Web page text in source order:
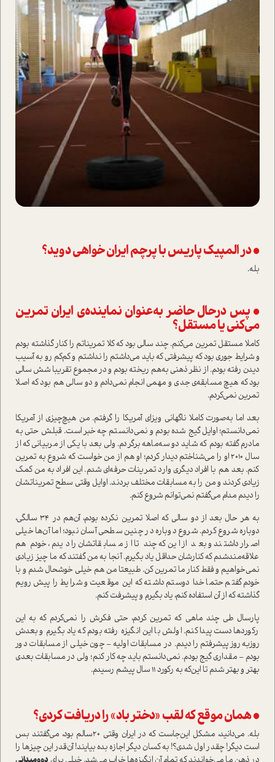
• در المپیک پاریس با پرچم ایران خواهی دوید؟
بله.
• پس در‌حال حاضر به‌عنوان نماینده‌ی ایران تمرین
می‌کنی یا مستقل؟
کاملا مستقل تمرین می‌کنم. چند سالی بود که کلا تمریناتم را کنار گذاشته بودم
و شرایط جوری بود که پیشرفتی که باید می‌داشتم را نداشتم و کم‌کم رو به آسیب
دیدن رفته بودم. از نظر ذهنی به‌هم ریخته بودم و در مجموع تقریبا شش سالی
بود که هیچ مسابقه‌ی جدی و مهمی انجام نمی‌دادم و دو سالی هم بود که اصلا
تمرین نمی‌کردم.
بعد اما به‌صورت کاملا ناگهانی ویزای آمریکا را گرفتم. من هیچ‌چیزی از آمریکا
نمی‌دانستم؛ اوایل گیج شده بودم و نمی‌دانستم چه خبر ا‌ست. قبلش حتی به
مادرم گفته بودم که شاید دو سه‌ماهه برگردم. ولی بعد با یکی از مربیانی که از
سال 2010 او را می‌شناختم دیدار کردم؛ او هم از من خوا‌ست که شروع به تمرین
کنم. بعد هم با افراد د‌یگری وارد تمرینات حرفه‌ای شدم. این افراد به من کمک
زیادی کردند و من را به مسابقات مختلف بردند. اوایل وقتی سطح تمریناتشان
را دیدم مدام می‌گفتم نمی‌توانم شروع کنم.
به هر حال بعد از دو سالی که اصلا تمرین نکرده بودم، آن‌هم در 34 سالگی،
دوباره شروع کردم. شروع دوباره در چنین سطحی آسان نبود؛ اما آن‌ها خیلی
اصرار داشتند و بعد از این‌که چند تا از مسابقاتشان را دیدم، خودم هم
علاقه‌مند‌شدم که کنارشان حداقل یاد بگیرم. آنجا به من گفتند که ما چیز زیادی
نمی‌خواهیم و فقط کنار ما تمرین کن. طبیعتا من هم خیلی خوشحال شدم و با
خودم گفتم حتما خدا دوستم داشته که این موقعیت و شرایط را پیش‌رویم
گذاشته که از آن ا‌ستفاده کنم، یاد بگیرم و پیشرفت کنم.
پارسال طی چند ماهی که تمرین کردم، حتی فکرش را نمی‌کردم که به این
رکوردها دست پیدا کنم. اولش با این انگیزه رفته بودم که یاد بگیرم و بعدش
روز‌به‌روز پیشرفتم را دیدم. در مسابقات اولیه – چون خیلی از مسابقات دور
بودم – مقداری گیج بودم. نمی‌دانستم باید چه کار کنم؛ ولی در مسابقات بعدی
بهتر و بهتر شدم تا این‌که به رکورد ۱۱ سال پیشم رسیدم.
• همان موقع که لقب «دختر باد» را دریافت کردی؟
بله. می‌دانید، مشکل این‌جا‌ست که در ایران وقتی ۲۰سالم بود، می‌گفتند بس
ا‌ست دیگر! چقدر اول شدی؟! به کسان دیگر اجازه بده بیایند! آن‌قدر این چیزها را